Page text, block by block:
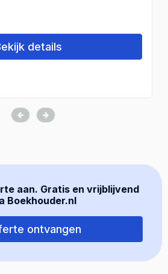
details
aan. Gratis en vrijblijvend
Boekhouder.nl
ontvangen